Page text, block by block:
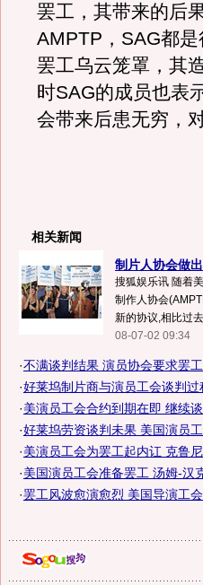
罢工，其带来的后
AMPTP，SAG都
罢工乌云笼罩，其
时SAG的成员也表
会带来后患无穷，
相关新闻
制片人协会做
搜狐娱乐讯 随着
制作人协会
新的协议,相比过
08-07-02 09:34
·不满谈判结果 演员协会要求罢
·好莱坞制片商与演员工会谈判过
·美演员工会合约到期在即 继续
·好莱坞劳资谈判未果 美国演员工
·美演员工会为罢工起内讧 克鲁
·美国演员工会准备罢工 汤姆-汉
·罢工风波愈演愈烈 美国导演工